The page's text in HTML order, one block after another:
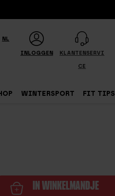
NL
INLOGGEN KLANTENSERVI
CE
WINTERSPORT FIT TIPS
IN WINKELMANDJE